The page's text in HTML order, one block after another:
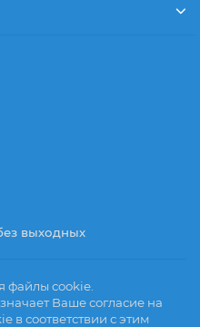
выходных
файлы cookie.
Ваше согласие на
в соответствии с этим